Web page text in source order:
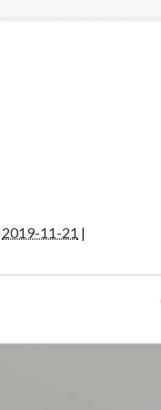
2019-11-21 |